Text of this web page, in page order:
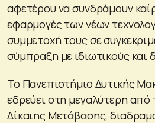
αφετέρου να συνδράμουν
εφαρμογές των νέων
συμμετοχή τους σε
σύμπραξη με ιδιωτικούς και
Το Πανεπιστήμιο Δυτικής
εδρεύει στη μεγαλύτερη από
Δίκαιης Μετάβασης,